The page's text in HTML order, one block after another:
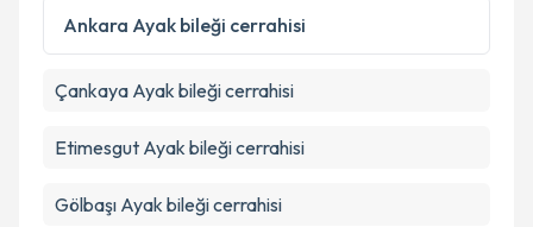
kapsamda işlenmesini kabul ediyorum.
Takvim Talebini Gönder
Ankara Ayak bileği cerrahisi
Çankaya Ayak bileği cerrahisi
Etimesgut Ayak bileği cerrahisi
Gölbaşı Ayak bileği cerrahisi